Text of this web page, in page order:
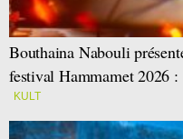
Bouthaina Nabouli
festival Hammamet 2026 :
KULT